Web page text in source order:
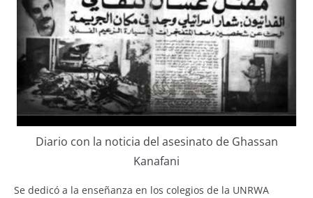
Diario con la noticia del asesinato de Ghassan
Kanafani
Se dedicó a la enseñanza en los colegios de la UNRWA